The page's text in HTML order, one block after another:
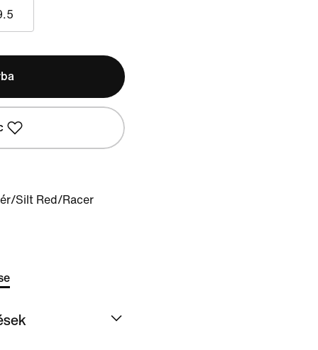
Silt Red/Racer